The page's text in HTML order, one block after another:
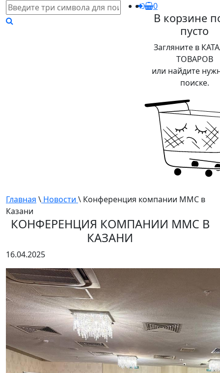
0
В корзине
пусто
Загляните в
ТОВАРОВ
или найдите
поиске.
Главная \ Новости \ Конференция компании ММС в
Казани
КОНФЕРЕНЦИЯ КОМПАНИИ ММС В
КАЗАНИ
16.04.2025